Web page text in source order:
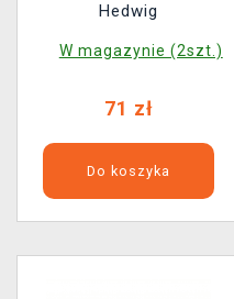
Hedwig
W magazynie (2szt.)
71 zł
Do koszyka